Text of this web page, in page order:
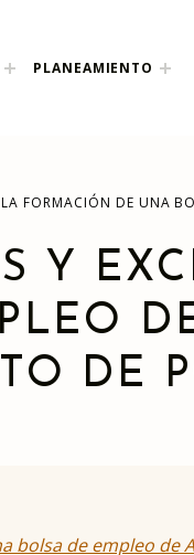
PLANEAMIENTO
FORMACIÓN DE UNA
Y
DE